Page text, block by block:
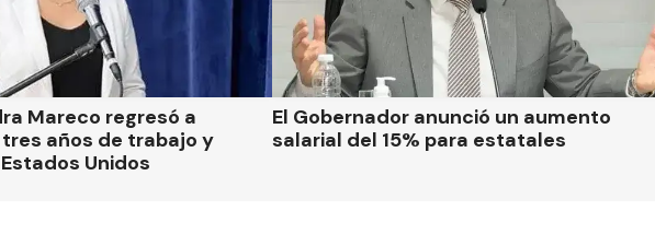
Mareco regresó a
años de trabajo y
Unidos
El Gobernador anunció un aumento
salarial del 15% para estatales